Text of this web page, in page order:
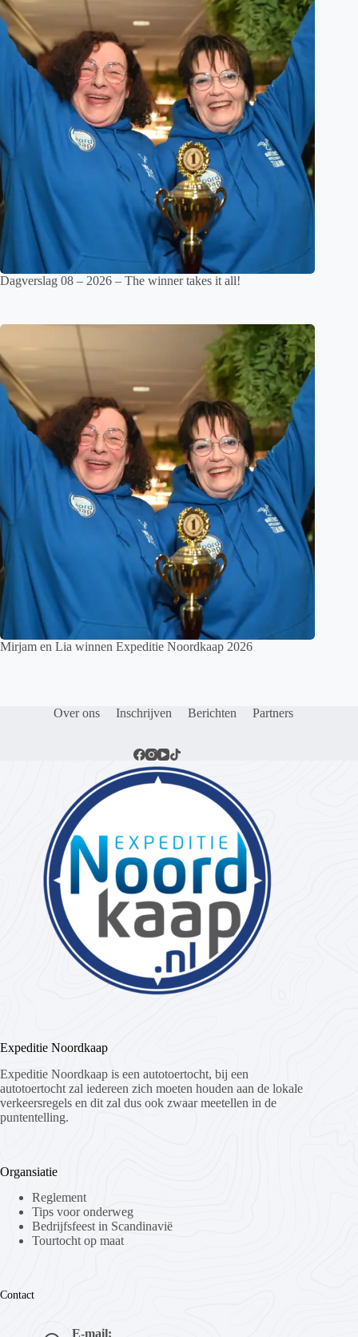
Dagverslag 08 – 2026 – The winner takes it all!
Mirjam en Lia winnen Expeditie Noordkaap 2026
Over ons Inschrijven Berichten Partners
Expeditie Noordkaap
Expeditie Noordkaap is een autotoertocht, bij een
autotoertocht zal iedereen zich moeten houden aan de lokale
verkeersregels en dit zal dus ook zwaar meetellen in de
puntentelling.
Organsiatie
Reglement
Tips voor onderweg
Bedrijfsfeest in Scandinavië
Tourtocht op maat
Contact
E-mail: